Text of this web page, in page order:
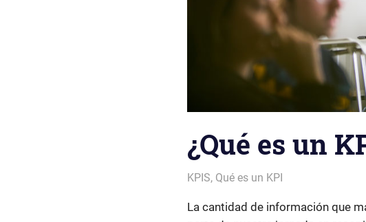
¿Qué es un
Patricia Nuño
KPIS, Qué es un KPI
La cantidad de información que